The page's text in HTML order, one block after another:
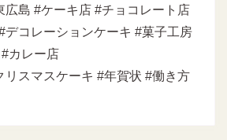
広島 #ケーキ店 #チョコレート店
デコレーションケーキ #菓子工房
カレー店
リスマスケーキ #年賀状 #働き方